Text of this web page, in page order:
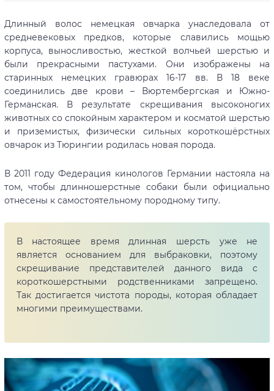
Длинный волос немецкая овчарка унаследовала от
средневековых предков, которые славились мощью
корпуса, выносливостью, жесткой волчьей шерстью и
были прекрасными пастухами. Они изображены на
старинных немецких гравюрах 16-17 вв. В 18 веке
соединились две крови – Вюртембергская и Южно-
Германская. В результате скрещивания высоконогих
животных со спокойным характером и косматой шерстью
и приземистых, физически сильных короткошёрстных
овчарок из Тюрингии родилась новая порода.
В 2011 году Федерация кинологов Германии настояла на
том, чтобы длинношерстные собаки были официально
отнесены к самостоятельному породному типу.
В настоящее время длинная шерсть уже не
является основанием для выбраковки, поэтому
скрещивание представителей данного вида с
короткошерстными родственниками запрещено.
Так достигается чистота породы, которая обладает
многими преимуществами.